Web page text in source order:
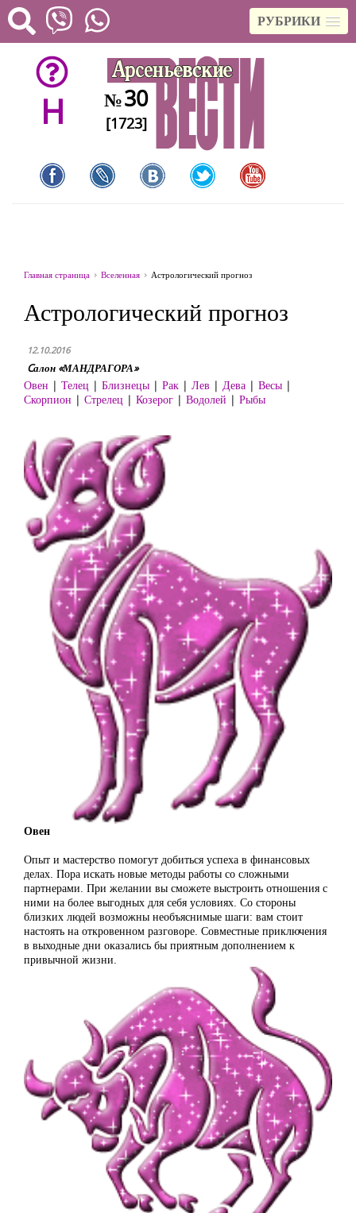
РУБРИКИ
H №30
[1723]
Главная страница Вселенная Астрологический прогноз
Астрологический прогноз
12.10.2016
Cалон «МАНДРАГОРА»
Овен | Телец | Близнецы | Рак | Лев | Дева | Весы |
Скорпион | Стрелец | Козерог | Водолей | Рыбы
Овен
Опыт и мастерство помогут добиться успеха в финансовых
делах. Пора искать новые методы работы со сложными
партнерами. При желании вы сможете выстроить отношения с
ними на более выгодных для себя условиях. Со стороны
близких людей возможны необъяснимые шаги: вам стоит
настоять на откровенном разговоре. Совместные приключения
в выходные дни оказались бы приятным дополнением к
привычной жизни.